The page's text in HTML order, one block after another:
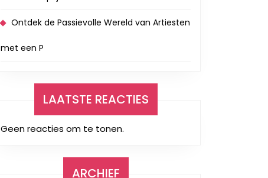
Ontdek de Passievolle Wereld van Artiesten
met een P
LAATSTE REACTIES
Geen reacties om te tonen.
ARCHIEF